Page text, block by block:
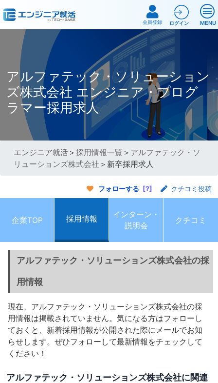
MENU
会員登録 ログイン
アルファテック・ソリューション
ズ株式会社 エンジニア・プログ
ラマー採用求人
エンジニア就活 ＞採用情報一覧 ＞ アルファテック・ソ
リューションズ株式会社 ＞新卒採用求人
フォローする [?] クチコミ投稿
企業TOP 採用情報
インターン・
説明会
クチコミ
アルファテック・ソリューションズ株式会社の採
用情報
現在、アルファテック・ソリューションズ株式会社の採
用情報は掲載されていません。気になる方はフォローし
ておくと、新着採用情報が公開された際にメールでお知
らせします。ぜひフォローして最新情報をチェックして
ください！
アルファテック・ソリューションズ株式会社に関連